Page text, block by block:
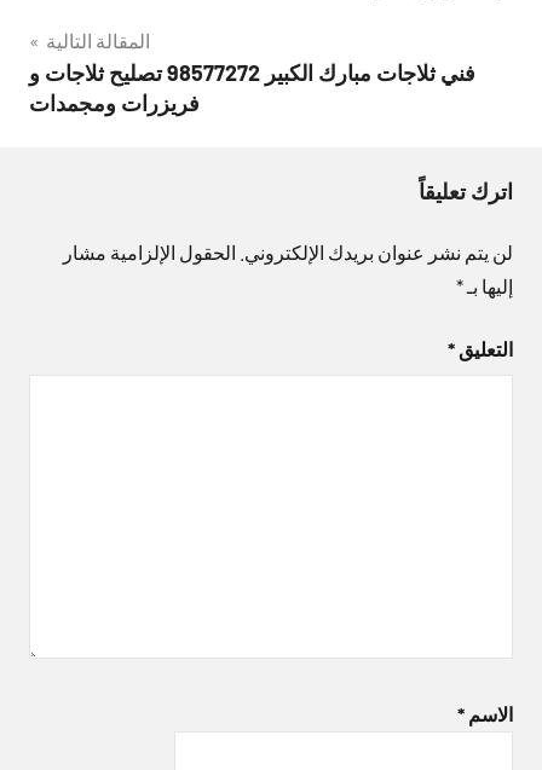
المقالة التالية
فني ثلاجات مبارك الكبير 98577272 تصليح ثلاجات و
فريزرات ومجمدات
اترك تعليقاً
لن يتم نشر عنوان بريدك الإلكتروني. الحقول الإلزامية مشار
إليها بـ*
التعليق *
الاسم *